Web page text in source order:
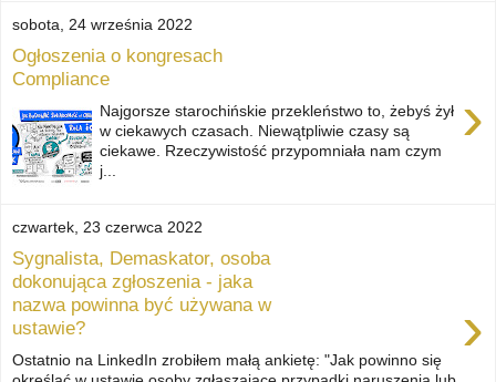
sobota, 24 września 2022
Ogłoszenia o kongresach
Compliance
›
Najgorsze starochińskie przekleństwo to, żebyś żył
w ciekawych czasach. Niewątpliwie czasy są
ciekawe. Rzeczywistość przypomniała nam czym
j...
czwartek, 23 czerwca 2022
Sygnalista, Demaskator, osoba
dokonująca zgłoszenia - jaka
nazwa powinna być używana w
ustawie?
›
Ostatnio na LinkedIn zrobiłem małą ankietę: "Jak powinno się